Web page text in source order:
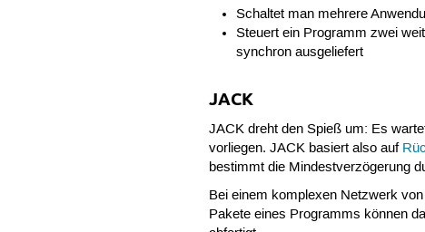
Schaltet man mehrere
Steuert ein Programm zwei
synchron ausgeliefert
JACK
JACK dreht den Spieß um: Es
vorliegen. JACK basiert also auf
bestimmt die Mindestverzögerung
Bei einem komplexen Netzwerk
Pakete eines Programms können